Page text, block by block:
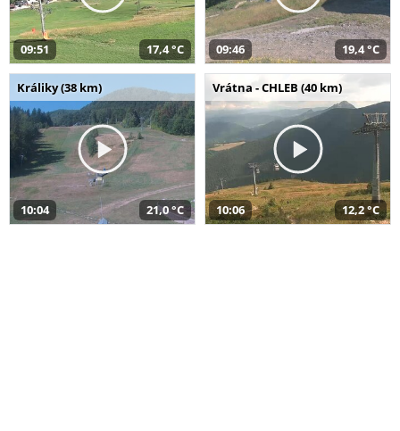
09:51 17,4 °C 09:46 19,4 °C
Králiky (38 km)
10:04 21,0 °C
Vrátna - CHLEB (40 km)
10:06 12,2 °C